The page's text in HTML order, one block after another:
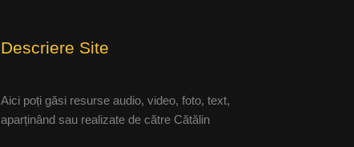
Descriere Site
Aici poți găsi resurse audio, video, foto, text,
aparținând sau realizate de către Cătălin